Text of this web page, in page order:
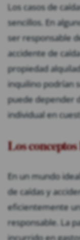
Los casos de
sencillos. En
ser responsable
accidente de
propiedad
inquilino podrían
puede depender
individual en
Los
En un mundo
de caídas y
eficientemente
responsable. La
incurrido en